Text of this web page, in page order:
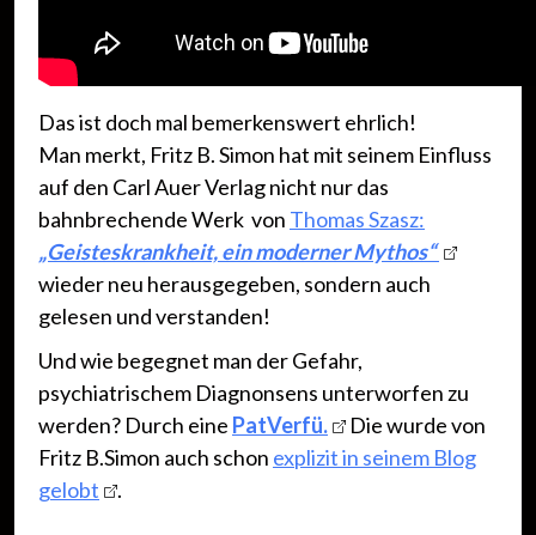
Das ist doch mal bemerkenswert ehrlich!
Man merkt, Fritz B. Simon hat mit seinem Einfluss
auf den Carl Auer Verlag nicht nur das
bahnbrechende Werk von Thomas Szasz:
„Geisteskrankheit, ein moderner Mythos“
wieder neu herausgegeben, sondern auch
gelesen und verstanden!
Und wie begegnet man der Gefahr,
psychiatrischem Diagnonsens unterworfen zu
werden? Durch eine PatVerfü.
Die wurde von
Fritz B.Simon auch schon explizit in seinem Blog
gelobt
.